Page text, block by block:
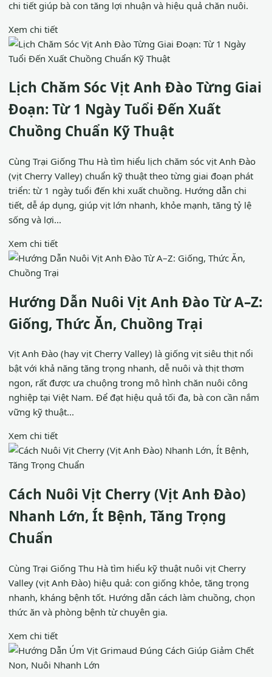
chi tiết giúp bà con tăng lợi nhuận và hiệu quả chăn nuôi.
Xem chi tiết
Lịch Chăm Sóc Vịt Anh Đào Từng Giai
Đoạn: Từ 1 Ngày Tuổi Đến Xuất
Chuồng Chuẩn Kỹ Thuật
Cùng Trại Giống Thu Hà tìm hiểu lịch chăm sóc vịt Anh Đào
(vịt Cherry Valley) chuẩn kỹ thuật theo từng giai đoạn phát
triển: từ 1 ngày tuổi đến khi xuất chuồng. Hướng dẫn chi
tiết, dễ áp dụng, giúp vịt lớn nhanh, khỏe mạnh, tăng tỷ lệ
sống và lợi...
Xem chi tiết
Hướng Dẫn Nuôi Vịt Anh Đào Từ A–Z:
Giống, Thức Ăn, Chuồng Trại
Vịt Anh Đào (hay vịt Cherry Valley) là giống vịt siêu thịt nổi
bật với khả năng tăng trọng nhanh, dễ nuôi và thịt thơm
ngon, rất được ưa chuộng trong mô hình chăn nuôi công
nghiệp tại Việt Nam. Để đạt hiệu quả tối đa, bà con cần nắm
vững kỹ thuật...
Xem chi tiết
Cách Nuôi Vịt Cherry (Vịt Anh Đào)
Nhanh Lớn, Ít Bệnh, Tăng Trọng
Chuẩn
Cùng Trại Giống Thu Hà tìm hiểu kỹ thuật nuôi vịt Cherry
Valley (vịt Anh Đào) hiệu quả: con giống khỏe, tăng trọng
nhanh, kháng bệnh tốt. Hướng dẫn cách làm chuồng, chọn
thức ăn và phòng bệnh từ chuyên gia.
Xem chi tiết